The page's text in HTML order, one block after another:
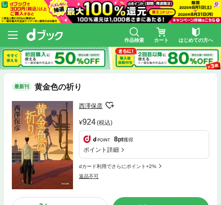
作品検索 カート はじめての方へ
最新刊 黄金色の祈り
西澤保彦
924(税込)
8pt獲得
ポイント詳細
dカード利用でさらにポイント+2%
返品不可